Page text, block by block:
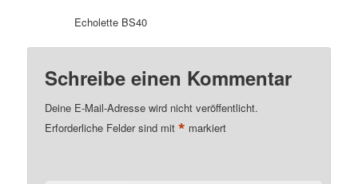
Echolette BS40
Schreibe einen Kommentar
Deine E-Mail-Adresse wird nicht veröffentlicht.
Erforderliche Felder sind mit* markiert